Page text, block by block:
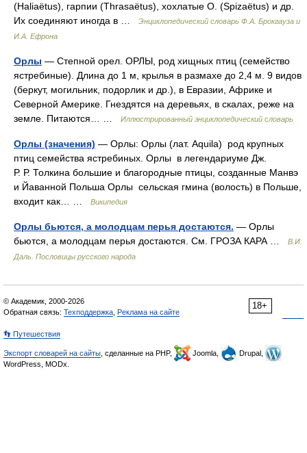
(Haliaёtus), гарпии (Thrasaëtus), хохлатые О. (Spizaëtus) и др.
Их соединяют иногда в …
Энциклопедический словарь Ф.А. Брокгауза и
И.А. Ефрона
Орлы — Степной орел. ОРЛЫ, род хищных птиц (семейство
ястребиные). Длина до 1 м, крылья в размахе до 2,4 м. 9 видов
(беркут, могильник, подорлик и др.), в Евразии, Африке и
Северной Америке. Гнездятся на деревьях, в скалах, реже на
земле. Питаются… …
Иллюстрированный энциклопедический словарь
Орлы (значения) — Орлы: Орлы (лат. Aquila) род крупных
птиц семейства ястребиных. Орлы в легендариуме Дж.
Р. Р. Толкина большие и благородные птицы, созданные Манвэ
и Йаванной Польша Орлы сельская гмина (волость) в Польше,
входит как… …
Википедия
Орлы бьются, а молодцам перья достаются. — Орлы
бьются, а молодцам перья достаются. См. ГРОЗА КАРА …
В.И.
Даль. Пословицы русского народа
18+
© Академик, 2000-2026
Обратная связь: Техподдержка Реклама на сайте
👣 Путешествия
Экспорт словарей на сайты , сделанные на PHP, Joomla,
Drupal,
WordPress, MODx.